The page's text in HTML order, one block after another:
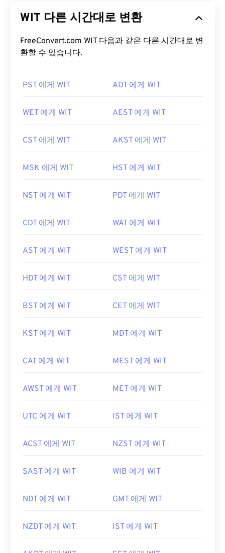
WIT 다른 시간대로 변환
FreeConvert.com WIT 다음과 같은 다른 시간대로 변
환할 수 있습니다.
PST 에게 WIT ADT 에게 WIT
WET 에게 WIT AEST 에게 WIT
CST 에게 WIT AKST 에게 WIT
MSK 에게 WIT HST 에게 WIT
NST 에게 WIT PDT 에게 WIT
CDT 에게 WIT WAT 에게 WIT
AST 에게 WIT WEST 에게 WIT
HDT 에게 WIT CST 에게 WIT
BST 에게 WIT CET 에게 WIT
KST 에게 WIT MDT 에게 WIT
CAT 에게 WIT MEST 에게 WIT
AWST 에게 WIT MET 에게 WIT
UTC 에게 WIT IST 에게 WIT
ACST 에게 WIT NZST 에게 WIT
SAST 에게 WIT WIB 에게 WIT
NDT 에게 WIT GMT 에게 WIT
NZDT 에게 WIT IST 에게 WIT